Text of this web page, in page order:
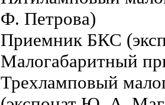
Ф. Петрова)
Приемник БКС
Малогабаритный
Трехламповый